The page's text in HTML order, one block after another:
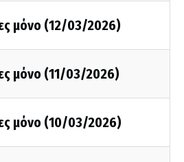
μόνο (12/03/2026)
μόνο (11/03/2026)
μόνο (10/03/2026)